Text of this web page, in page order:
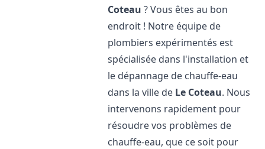
Coteau ? Vous êtes au bon
endroit ! Notre équipe de
plombiers expérimentés est
spécialisée dans l'installation et
le dépannage de chauffe-eau
dans la ville de Le Coteau. Nous
intervenons rapidement pour
résoudre vos problèmes de
chauffe-eau, que ce soit pour